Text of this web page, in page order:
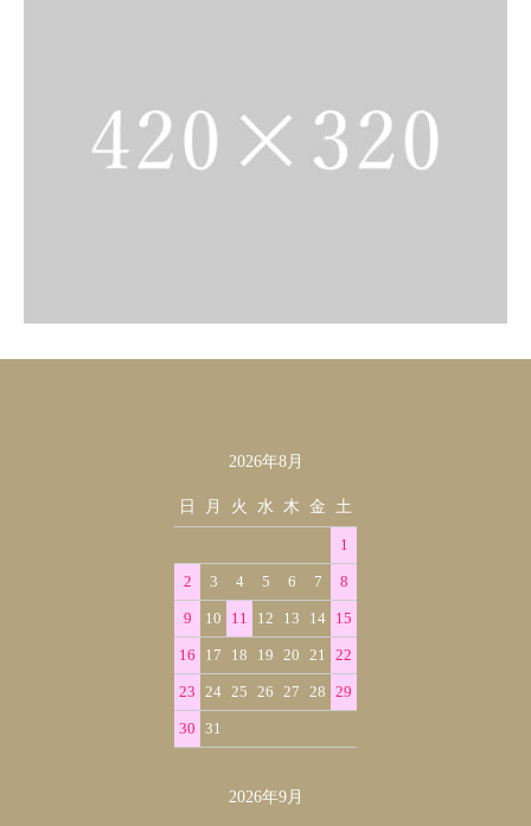
2026年8月
日 月 火 水 木 金 土
1
2 3 4 5 6 7 8
9 10 11 12 13 14 15
16 17 18 19 20 21 22
23 24 25 26 27 28 29
30 31
2026年9月